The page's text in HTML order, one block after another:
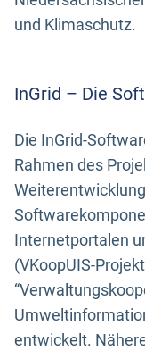
und Klimaschutz.
InGrid – Die
Die InGrid-
Rahmen des
Internetportalen
(VKoopUIS-
entwickelt.